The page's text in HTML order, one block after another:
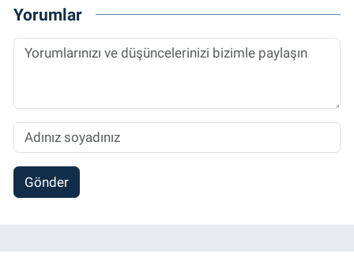
Yorumlar
Gönder